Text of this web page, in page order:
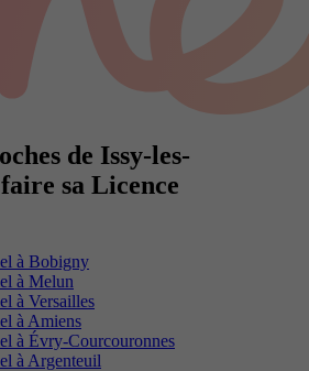
de Issy-les-
sa Licence
à Bobigny
à Melun
à Versailles
à Amiens
à Évry-Courcouronnes
à Argenteuil